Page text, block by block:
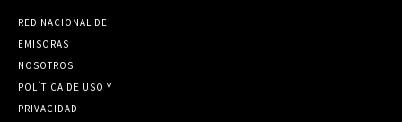
RED NACIONAL DE
EMISORAS
NOSOTROS
POLÍTICA DE USO Y
PRIVACIDAD